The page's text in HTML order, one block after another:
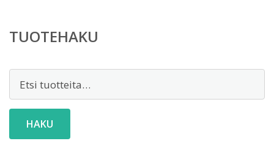
TUOTEHAKU
HAKU